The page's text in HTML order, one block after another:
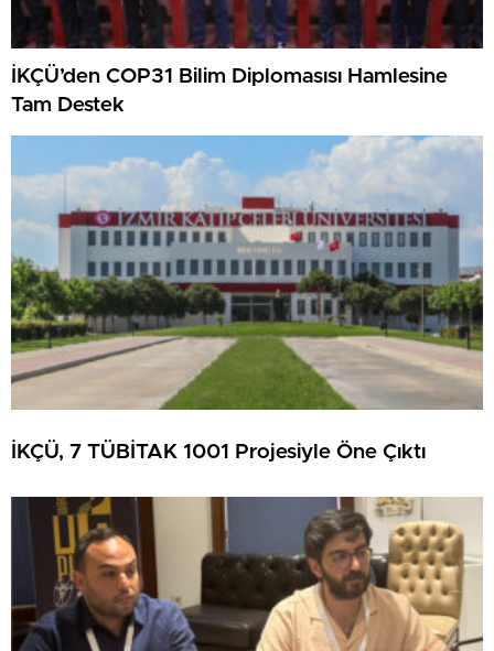
İKÇÜ’den COP31 Bilim Diplomasısı Hamlesine
Tam Destek
İKÇÜ, 7 TÜBİTAK 1001 Projesiyle Öne Çıktı